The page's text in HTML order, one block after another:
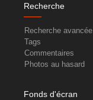
Recherche
Recherche avancée
Tags
Commentaires
Photos au hasard
Fonds d'écran